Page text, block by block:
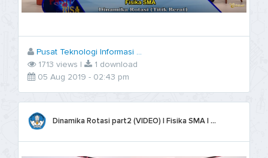
Pusat Teknologi Informasi ...
1713 views |
1 download
05 Aug 2019 - 02:43 pm
Dinamika Rotasi part2 (VIDEO) | Fisika SMA | ...